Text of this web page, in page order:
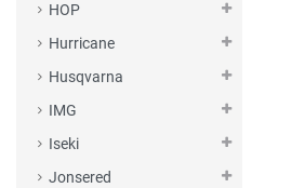
HOP
Hurricane
Husqvarna
IMG
Iseki
Jonsered